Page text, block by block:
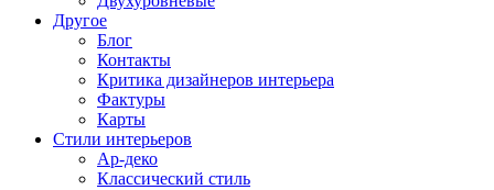
Другое
Блог
Контакты
Критика дизайнеров интерьера
Фактуры
Карты
Стили интерьеров
Ар-деко
Классический стиль